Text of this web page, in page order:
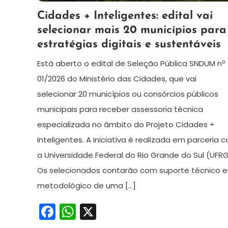
14
de
abril
de
2026
Maurilio
Cidades + Inteligentes: edital vai
selecionar mais 20 municípios para
estratégias digitais e sustentáveis
Está aberto o edital de Seleção Pública SNDUM nº
01/2026 do Ministério das Cidades, que vai
selecionar 20 municípios ou consórcios públicos
municipais para receber assessoria técnica
especializada no âmbito do Projeto Cidades +
Inteligentes. A iniciativa é realizada em parceria
a Universidade Federal do Rio Grande do Sul
Os selecionados contarão com suporte técnico e
metodológico de uma […]
Facebook
WhatsApp
X